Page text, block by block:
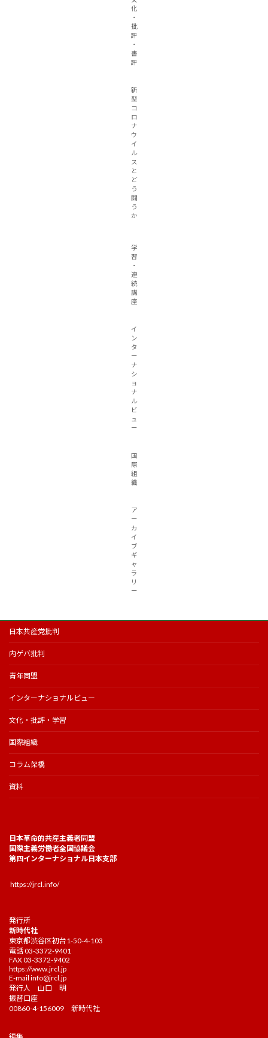
化
・
批
評
・
書
評
新
型
コ
ロ
ナ
ウ
イ
ル
ス
と
ど
う
闘
う
か
学
習
・
連
続
講
座
イ
ン
タ
ー
ナ
シ
ョ
ナ
ル
ビ
ュ
ー
国
際
組
織
ア
ー
カ
イ
ブ
ギ
ャ
ラ
リ
ー
日本共産党批判
内ゲバ批判
青年同盟
インターナショナルビュー
文化・批評・学習
国際組織
コラム架橋
資料
日本革命的共産主義者同盟
国際主義労働者全国協議会
第四インターナショナル日本支部
https://jrcl.info/
発行所
新時代社
東京都渋谷区初台1-50-4-103
電話 03-3372-9401
FAX 03-3372-9402
https://www.jrcl.jp
E-mail info@jrcl.jp
発行人 山口 明
振替口座
00860-4-156009 新時代社